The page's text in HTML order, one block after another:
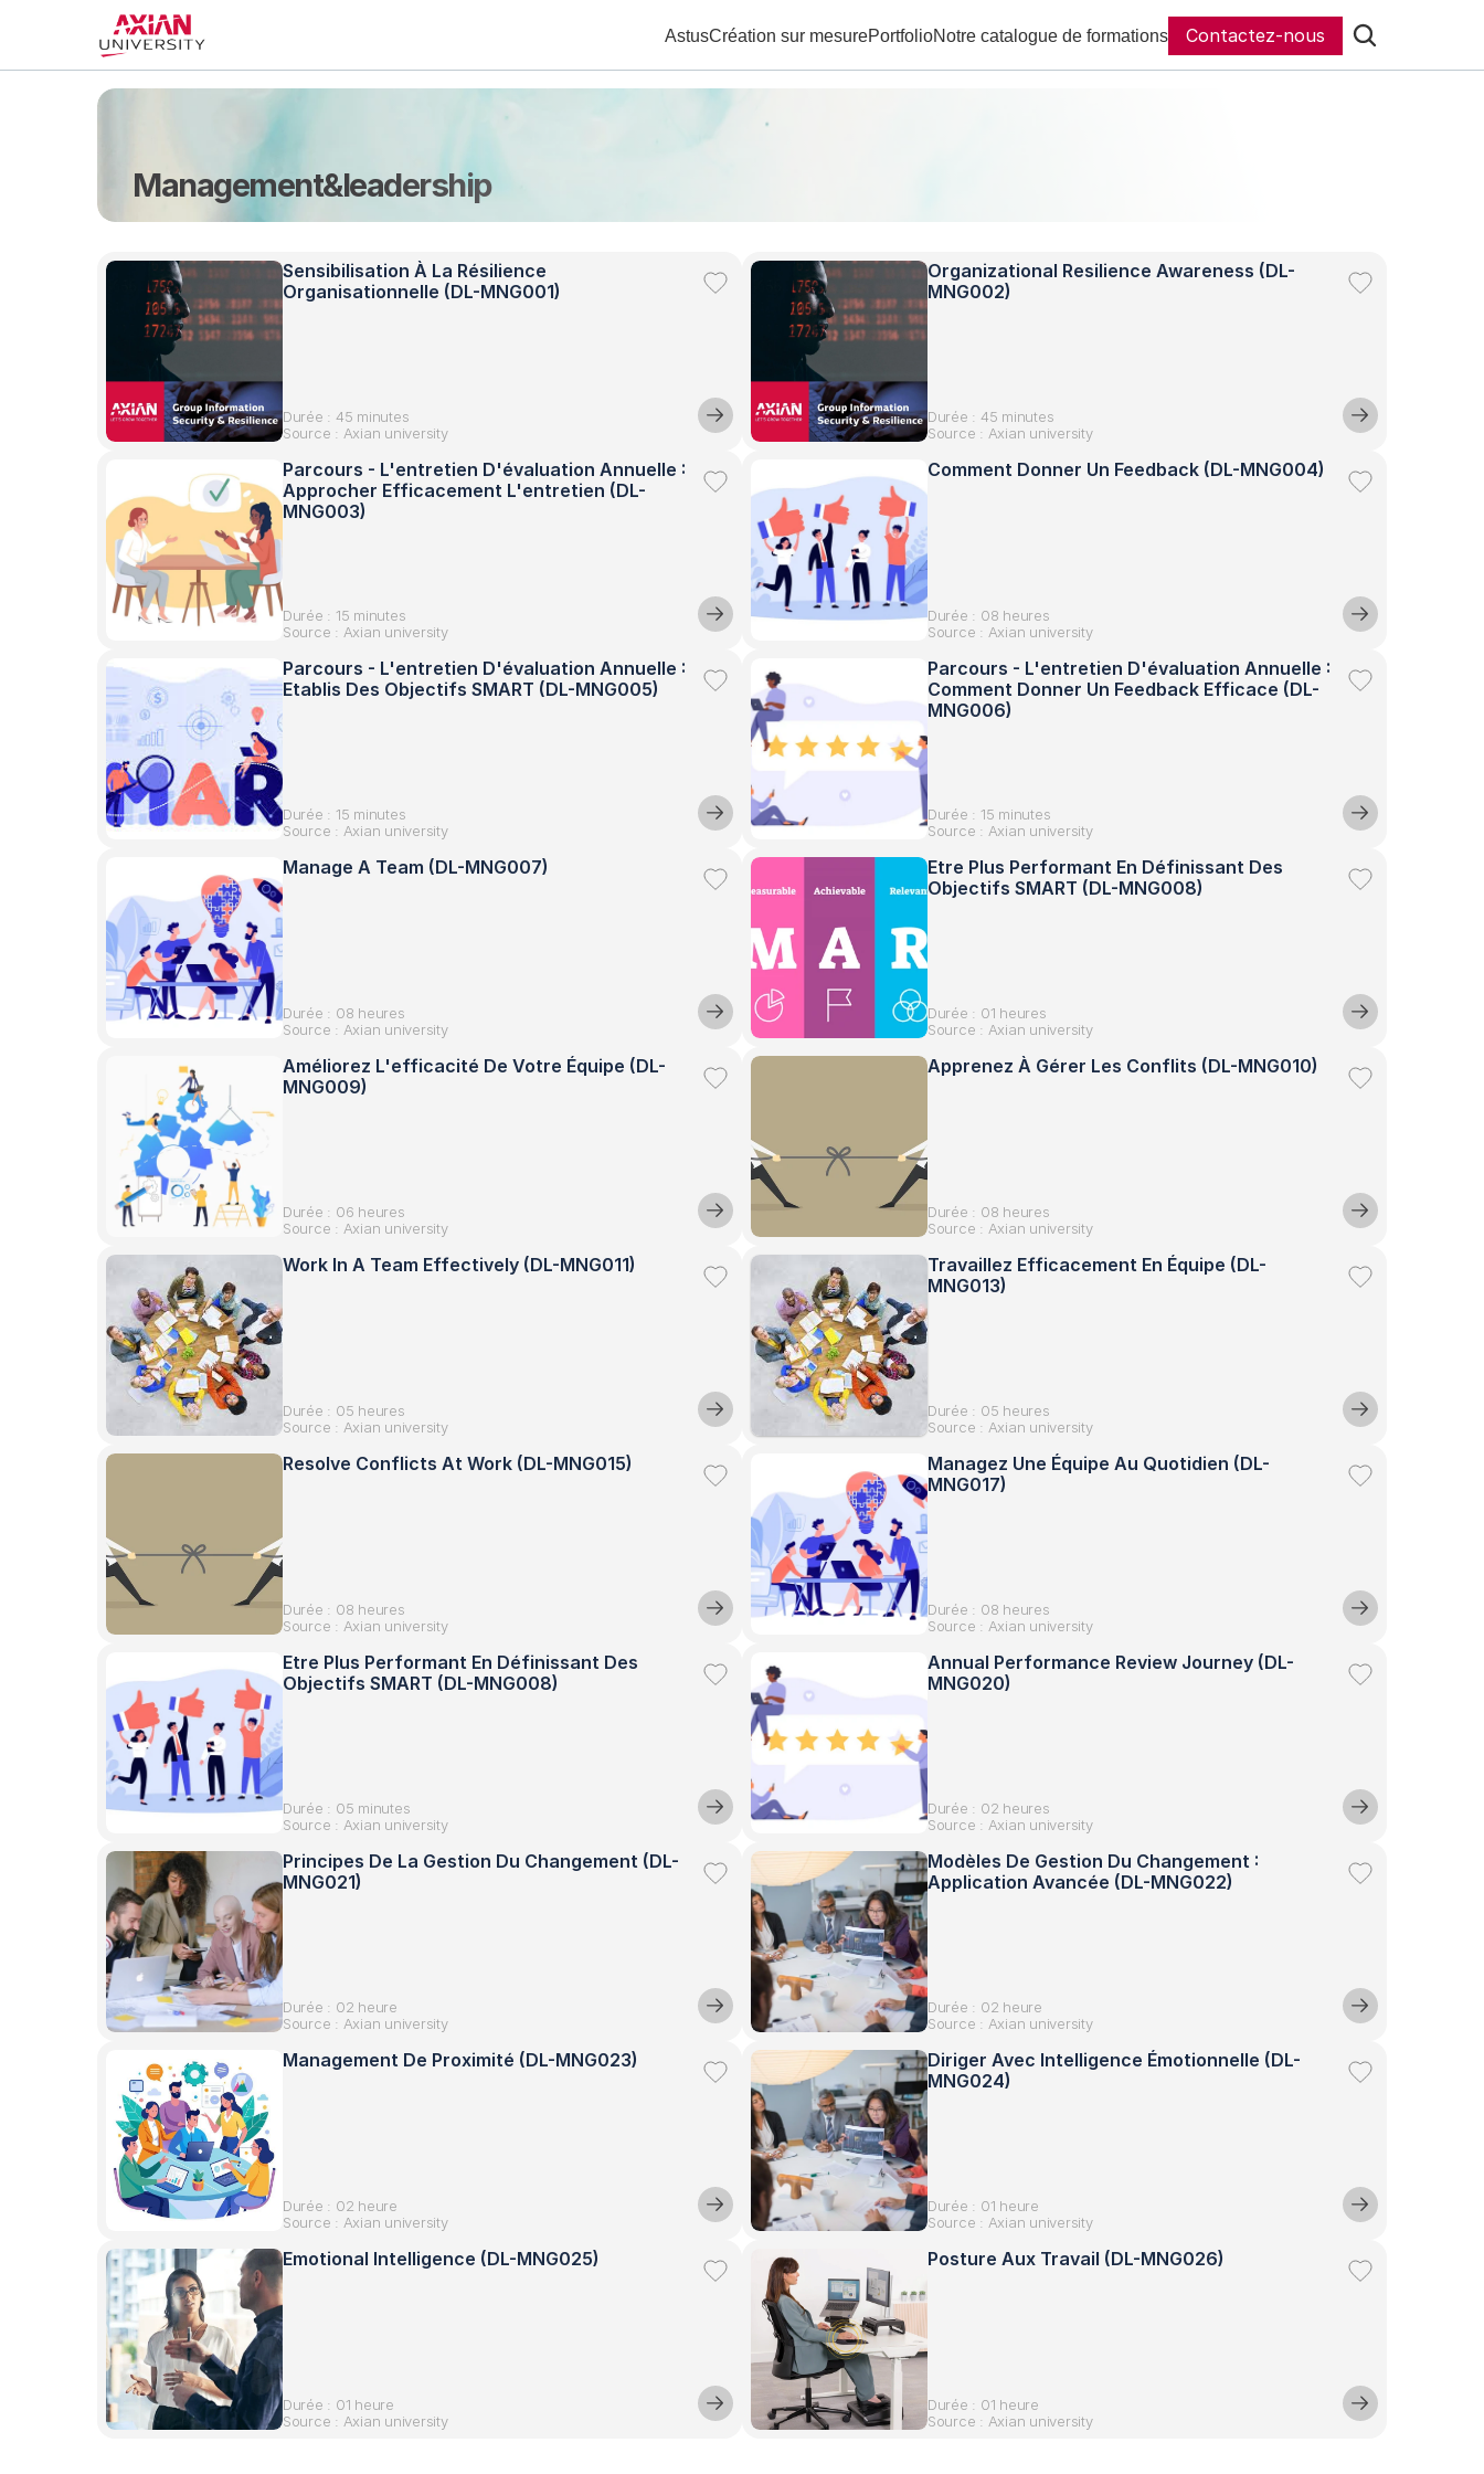
AstusCréation sur mesurePortfolioNotre catalogue de formations Contactez-nous
Management&leadership
Sensibilisation À La Résilience
Organisationnelle (DL-MNG001)
Durée : 45 minutes
Source : Axian university
Organizational Resilience Awareness (DL-
MNG002)
Durée : 45 minutes
Source : Axian university
Parcours - L'entretien D'évaluation Annuelle :
Approcher Efficacement L'entretien (DL-
MNG003)
Durée : 15 minutes
Source : Axian university
Comment Donner Un Feedback (DL-MNG004)
Durée : 08 heures
Source : Axian university
Parcours - L'entretien D'évaluation Annuelle :
Etablis Des Objectifs SMART (DL-MNG005)
Durée : 15 minutes
Source : Axian university
Parcours - L'entretien D'évaluation Annuelle :
Comment Donner Un Feedback Efficace (DL-
MNG006)
Durée : 15 minutes
Source : Axian university
Manage A Team (DL-MNG007)
Durée : 08 heures
Source : Axian university
Etre Plus Performant En Définissant Des
Objectifs SMART (DL-MNG008)
Durée : 01 heures
Source : Axian university
Améliorez L'efficacité De Votre Équipe (DL-
MNG009)
Durée : 06 heures
Source : Axian university
Apprenez À Gérer Les Conflits (DL-MNG010)
Durée : 08 heures
Source : Axian university
Work In A Team Effectively (DL-MNG011)
Durée : 05 heures
Source : Axian university
Travaillez Efficacement En Équipe (DL-
MNG013)
Durée : 05 heures
Source : Axian university
Resolve Conflicts At Work (DL-MNG015)
Durée : 08 heures
Source : Axian university
Managez Une Équipe Au Quotidien (DL-
MNG017)
Durée : 08 heures
Source : Axian university
Etre Plus Performant En Définissant Des
Objectifs SMART (DL-MNG008)
Durée : 05 minutes
Source : Axian university
Annual Performance Review Journey (DL-
MNG020)
Durée : 02 heures
Source : Axian university
Principes De La Gestion Du Changement (DL-
MNG021)
Durée : 02 heure
Source : Axian university
Modèles De Gestion Du Changement :
Application Avancée (DL-MNG022)
Durée : 02 heure
Source : Axian university
Management De Proximité (DL-MNG023)
Durée : 02 heure
Source : Axian university
Diriger Avec Intelligence Émotionnelle (DL-
MNG024)
Durée : 01 heure
Source : Axian university
Emotional Intelligence (DL-MNG025)
Durée : 01 heure
Source : Axian university
Posture Aux Travail (DL-MNG026)
Durée : 01 heure
Source : Axian university